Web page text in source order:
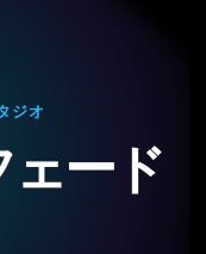
ジオ
ード